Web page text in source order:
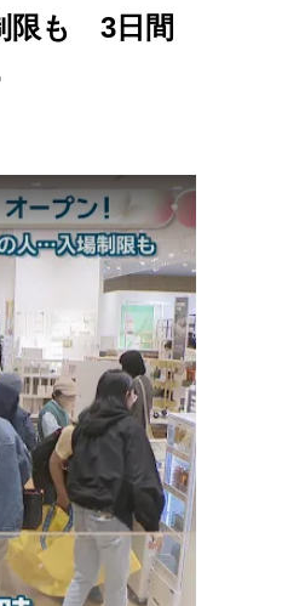
限も 3日間